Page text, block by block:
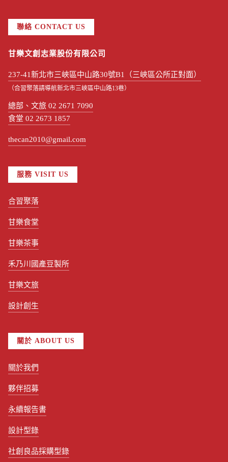
聯絡 CONTACT US
甘樂文創志業股份有限公司
237-41新北市三峽區中山路30號B1（三峽區公所正對面）
（合習聚落請導航新北市三峽區中山路13巷）
總部、文旅 02 2671 7090
食堂 02 2673 1857
thecan2010@gmail.com
服務 VISIT US
合習聚落
甘樂食堂
甘樂茶事
禾乃川國產豆製所
甘樂文旅
設計創生
關於 ABOUT US
關於我們
夥伴招募
永續報告書
設計型錄
社創良品採購型錄